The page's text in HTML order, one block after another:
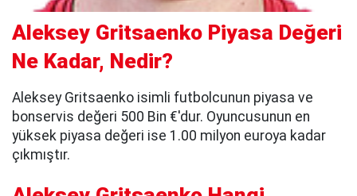
Aleksey Gritsaenko Piyasa Değeri
Ne Kadar, Nedir?
Aleksey Gritsaenko isimli futbolcunun piyasa ve
bonservis değeri 500 Bin €'dur. Oyuncusunun en
yüksek piyasa değeri ise 1.00 milyon euroya kadar
çıkmıştır.